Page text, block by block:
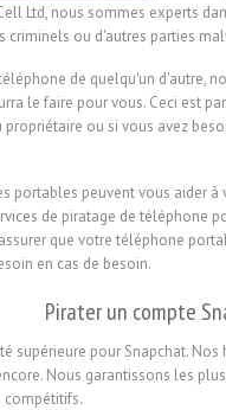
Ltd, nous sommes experts
criminels ou d'autres parties
de quelqu'un d'autre,
le faire pour vous. Ceci est
ou si vous avez
portables peuvent vous aider
de piratage de téléphone
que votre téléphone
en cas de besoin.
Pirater un compte
supérieure pour Snapchat.
Nous garantissons les
compétitifs.